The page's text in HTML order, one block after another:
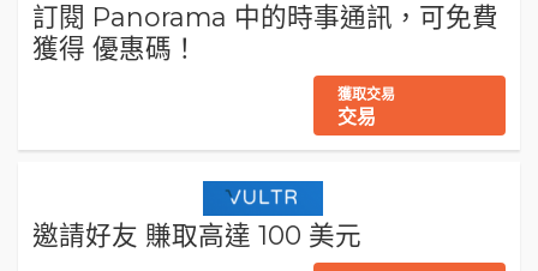
訂閱 Panorama 中的時事通訊，可免費
獲得 優惠碼！
獲取交易
交易
邀請好友 賺取高達 100 美元